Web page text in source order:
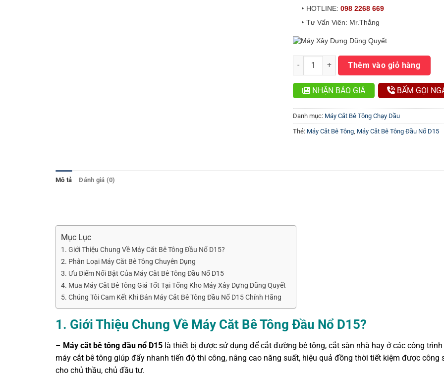
‣ HOTLINE:098 2268 669
‣ Tư Vấn Viên: Mr.Thắng
Máy Căt Bê Tông Đầu Nổ D15 số lượng
Thêm vào giỏ hàng
NHẬN BÁO GIÁ BẤM GỌI
Danh mục: Máy Cắt Bê Tông Chạy Dầu
Thẻ: Máy Cắt Bê Tông, Máy Cắt Bê Tông Đầu Nổ D15
Mô tả Đánh giá (0)
Mục Lục
1. Giới Thiệu Chung Về Máy Căt Bê Tông Đầu Nổ D15?
2. Phân Loại Máy Căt Bê Tông Chuyên Dụng
3. Ưu Điểm Nổi Bật Của Máy Căt Bê Tông Đầu Nổ D15
4. Mua Máy Căt Bê Tông Giá Tốt Tại Tổng Kho Máy Xây Dựng Dũng Quyết
5. Chúng Tôi Cam Kết Khi Bán Máy Cắt Bê Tông Đầu Nổ D15 Chính Hãng
1. Giới Thiệu Chung Về Máy Căt Bê Tông Đầu Nổ D15?
– Máy căt bê tông đầu nổ D15 là thiết bị được sử dụng để cắt đường bê tông, cắt sàn nhà hay ở các công
máy cắt bê tông giúp đẩy nhanh tiến độ thi công, nâng cao năng suất, hiệu quả đồng thời tiết kiệm được
cho chủ thầu, chủ đầu tư.